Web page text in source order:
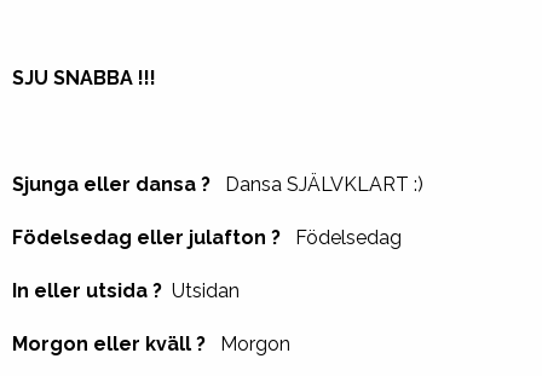
SJU SNABBA !!!
Sjunga eller dansa ? Dansa SJÄLVKLART :)
Födelsedag eller julafton ? Födelsedag
In eller utsida ? Utsidan
Morgon eller kväll ? Morgon